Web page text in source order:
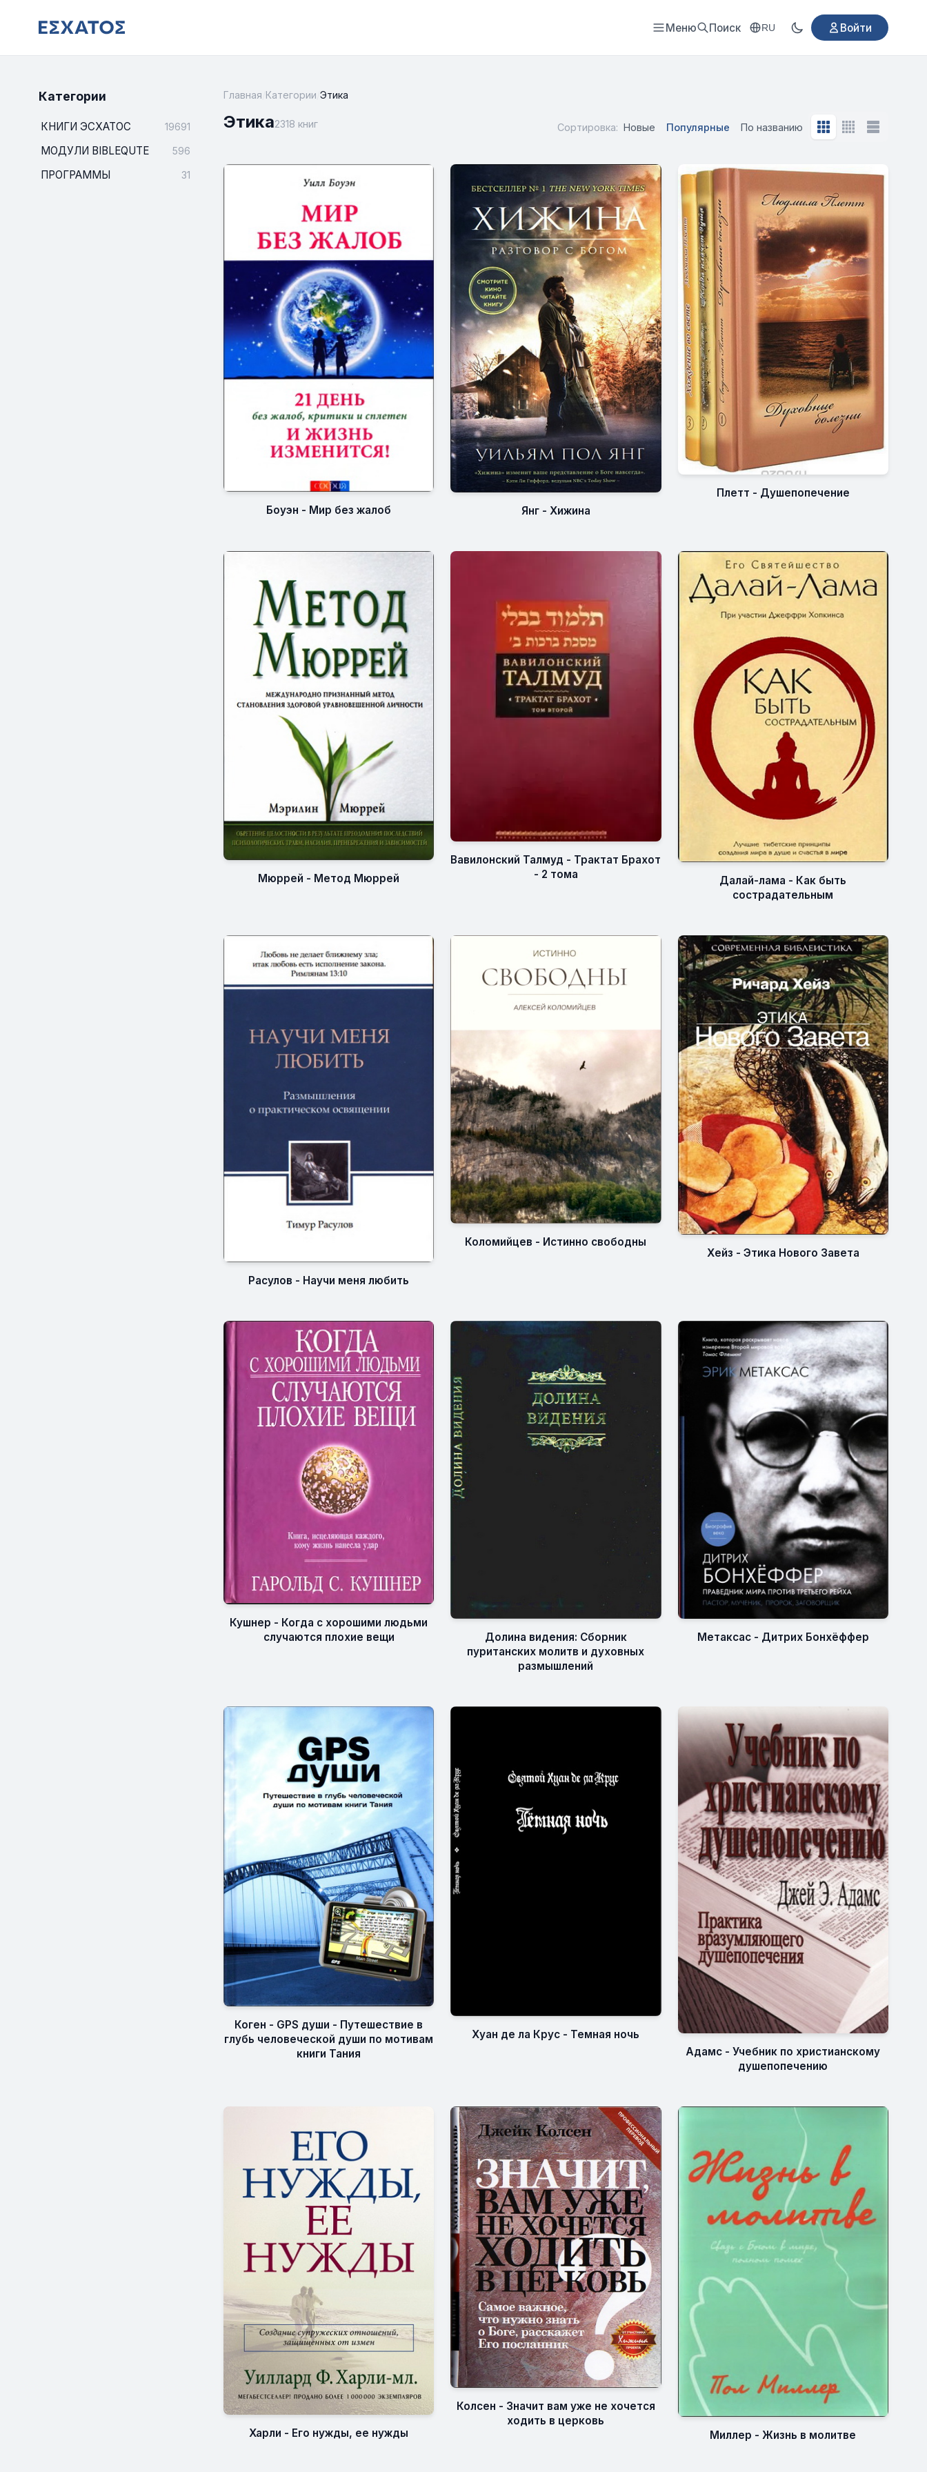
Меню Поиск RU Войти
Категории
КНИГИ ЭСХАТОС 19691
МОДУЛИ BIBLEQUTE 596
ПРОГРАММЫ 31
Главная Категории Этика
Этика2318 книг Сортировка: Новые Популярные По названию
Боуэн - Мир без жалоб Янг - Хижина
Плетт - Душепопечение
Мюррей - Метод Мюррей
Вавилонский Талмуд - Трактат Брахот
- 2 тома
Далай-лама - Как быть
сострадательным
Расулов - Научи меня любить
Коломийцев - Истинно свободны
Хейз - Этика Нового Завета
Кушнер - Когда с хорошими людьми
случаются плохие вещи
Долина видения: Сборник
пуританских молитв и духовных
размышлений
Метаксас - Дитрих Бонхёффер
Коген - GPS души - Путешествие в
глубь человеческой души по мотивам
книги Тания
Хуан де ла Крус - Темная ночь
Адамс - Учебник по христианскому
душепопечению
Харли - Его нужды, ее нужды
Колсен - Значит вам уже не хочется
ходить в церковь
Миллер - Жизнь в молитве